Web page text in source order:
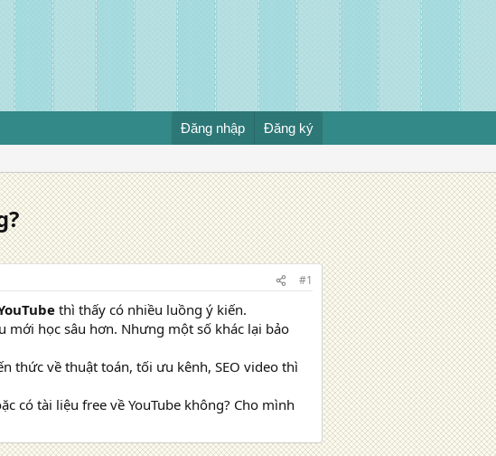
Đăng nhập Đăng ký
#1
thì thấy có nhiều luồng ý kiến.
mới học sâu hơn. Nhưng một số khác lại bảo
thức về thuật toán, tối ưu kênh, SEO video thì
có tài liệu free về YouTube không? Cho mình